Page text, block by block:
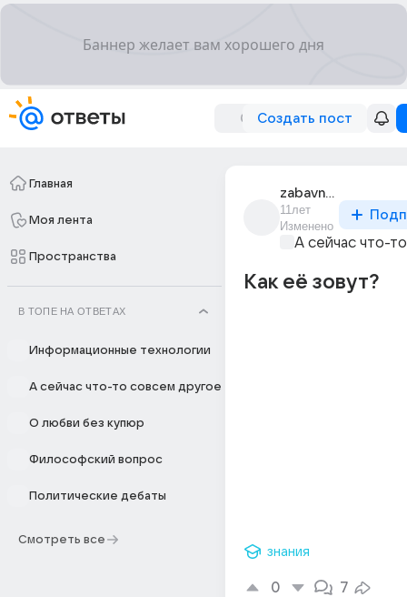
Создать пост
Главная
Моя лента
Пространства
В ТОПЕ НА ОТВЕТАХ
Информационные технологии
А сейчас что-то совсем другое
О любви без купюр
Философский вопрос
Политические дебаты
Смотреть все
zabavnaia_konfetka
11лет
Изменено
А сейчас что-
Как её зовут?
знания
0 7